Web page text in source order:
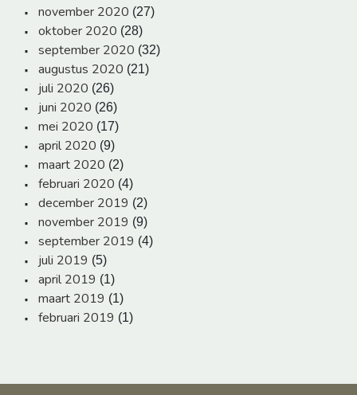
november 2020 (27)
oktober 2020 (28)
september 2020 (32)
augustus 2020 (21)
juli 2020 (26)
juni 2020 (26)
mei 2020 (17)
april 2020 (9)
maart 2020 (2)
februari 2020 (4)
december 2019 (2)
november 2019 (9)
september 2019 (4)
juli 2019 (5)
april 2019 (1)
maart 2019 (1)
februari 2019 (1)